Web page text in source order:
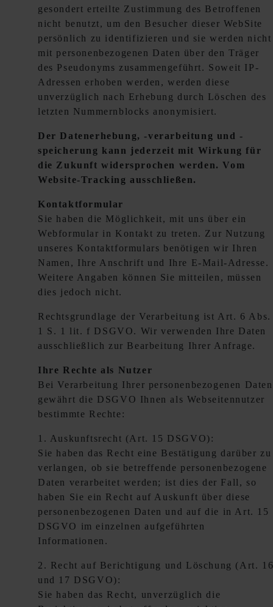
gesondert erteilte Zustimmung des Betroffenen
nicht benutzt, um den Besucher dieser WebSite
persönlich zu identifizieren und sie werden nicht
mit personenbezogenen Daten über den Träger
des Pseudonyms zusammengeführt. Soweit IP-
Adressen erhoben werden, werden diese
unverzüglich nach Erhebung durch Löschen des
letzten Nummernblocks anonymisiert.
Der Datenerhebung, -verarbeitung und -
speicherung kann jederzeit mit Wirkung für
die Zukunft widersprochen werden. Vom
Website-Tracking ausschließen.
Kontaktformular
Sie haben die Möglichkeit, mit uns über ein
Webformular in Kontakt zu treten. Zur Nutzung
unseres Kontaktformulars benötigen wir Ihren
Namen, Ihre Anschrift und Ihre E-Mail-Adresse.
Weitere Angaben können Sie mitteilen, müssen
dies jedoch nicht.
Rechtsgrundlage der Verarbeitung ist Art. 6 Abs.
1 S. 1 lit. f DSGVO. Wir verwenden Ihre Daten
ausschließlich zur Bearbeitung Ihrer Anfrage.
Ihre Rechte als Nutzer
Bei Verarbeitung Ihrer personenbezogenen Daten
gewährt die DSGVO Ihnen als Webseitennutzer
bestimmte Rechte:
1. Auskunftsrecht (Art. 15 DSGVO):
Sie haben das Recht eine Bestätigung darüber zu
verlangen, ob sie betreffende personenbezogene
Daten verarbeitet werden; ist dies der Fall, so
haben Sie ein Recht auf Auskunft über diese
personenbezogenen Daten und auf die in Art. 15
DSGVO im einzelnen aufgeführten
Informationen.
2. Recht auf Berichtigung und Löschung (Art.
und 17 DSGVO):
Sie haben das Recht, unverzüglich die